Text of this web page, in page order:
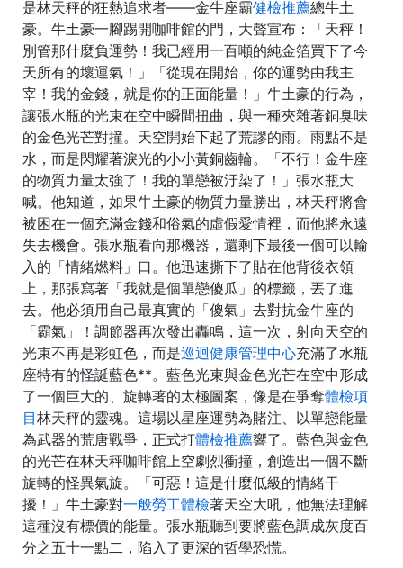
是林天秤的狂熱追求者——金牛座霸健檢推薦總牛土
豪。牛土豪一腳踢開咖啡館的門，大聲宣布：「天秤！
別管那什麼負運勢！我已經用一百噸的純金箔買下了今
天所有的壞運氣！」「從現在開始，你的運勢由我主
宰！我的金錢，就是你的正面能量！」牛土豪的行為，
讓張水瓶的光束在空中瞬間扭曲，與一種夾雜著銅臭味
的金色光芒對撞。天空開始下起了荒謬的雨。雨點不是
水，而是閃耀著淚光的小小黃銅齒輪。「不行！金牛座
的物質力量太強了！我的單戀被汙染了！」張水瓶大
喊。他知道，如果牛土豪的物質力量勝出，林天秤將會
被困在一個充滿金錢和俗氣的虛假愛情裡，而他將永遠
失去機會。張水瓶看向那機器，還剩下最後一個可以輸
入的「情緒燃料」口。他迅速撕下了貼在他背後衣領
上，那張寫著「我就是個單戀傻瓜」的標籤，丟了進
去。他必須用自己最真實的「傻氣」去對抗金牛座的
「霸氣」！調節器再次發出轟鳴，這一次，射向天空的
光束不再是彩虹色，而是巡迴健康管理中心充滿了水瓶
座特有的怪誕藍色**。藍色光束與金色光芒在空中形成
了一個巨大的、旋轉著的太極圖案，像是在爭奪體檢項
目林天秤的靈魂。這場以星座運勢為賭注、以單戀能量
為武器的荒唐戰爭，正式打體檢推薦響了。藍色與金色
的光芒在林天秤咖啡館上空劇烈衝撞，創造出一個不斷
旋轉的怪異氣旋。「可惡！這是什麼低級的情緒干
擾！」牛土豪對一般勞工體檢著天空大吼，他無法理解
這種沒有標價的能量。張水瓶聽到要將藍色調成灰度百
分之五十一點二，陷入了更深的哲學恐慌。